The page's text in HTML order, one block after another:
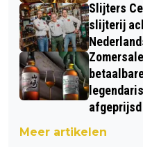
Slijters
slijterij
afgeprijsd
Meer artikelen